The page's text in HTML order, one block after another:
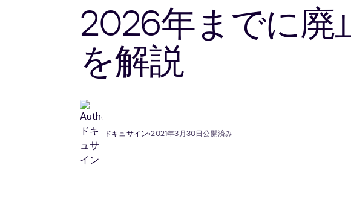
2026年までに廃
を解説
ドキュサイン•2021年3月30日公開済み